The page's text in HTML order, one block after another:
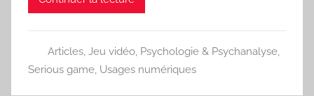
Articles, Jeu vidéo, Psychologie & Psychanalyse,
Serious game, Usages numériques